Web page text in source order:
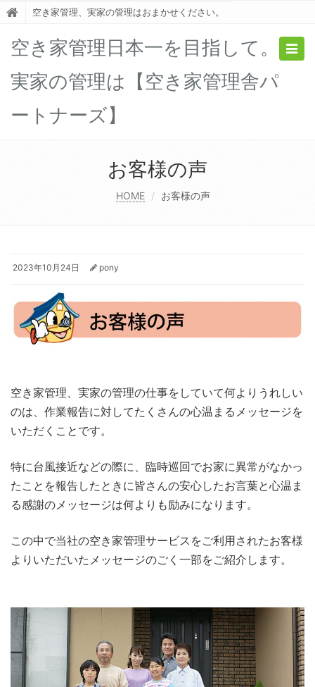
空き家管理、実家の管理はおまかせください。
空き家管理日本一を目指して。
実家の管理は【空き家管理舎パ
ートナーズ】
お客様の声
HOME お客様の声
2023年10月24日 pony
空き家管理、実家の管理の仕事をしていて何よりうれしい
のは、作業報告に対してたくさんの心温まるメッセージを
いただくことです。
特に台風接近などの際に、臨時巡回でお家に異常がなかっ
たことを報告したときに皆さんの安心したお言葉と心温ま
る感謝のメッセージは何よりも励みになります。
この中で当社の空き家管理サービスをご利用されたお客様
よりいただいたメッセージのごく一部をご紹介します。